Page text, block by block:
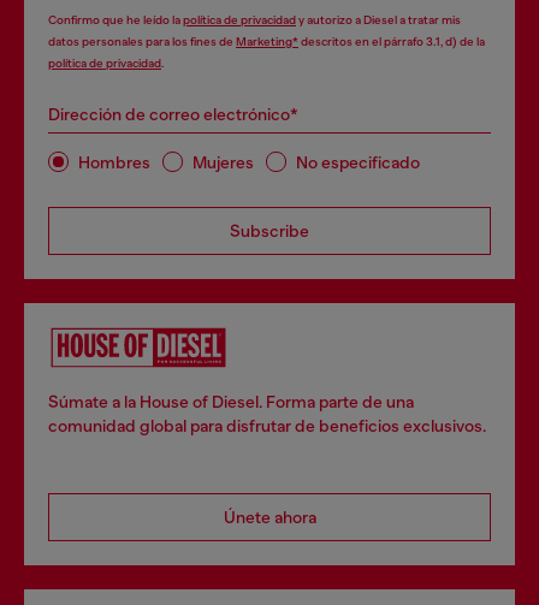
Confirmo que he leído lapolítica de privacidady autorizo a Diesel a tratar mis
datos personales para los fines de Marketing*descritos en el párrafo 3.1, d) de la
política de privacidad
Dirección de correo electrónico*
Hombres Mujeres No especificado
Subscribe
Súmate a la House of Diesel. Forma parte de una
comunidad global para disfrutar de beneficios exclusivos.
Únete ahora